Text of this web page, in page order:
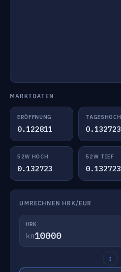
MARKTDATEN
ERÖFFNUNG
0.122811
TAGESHOCH
0.132723
52W HOCH
0.132723
52W TIEF
0.132723
UMRECHNEN HRK/EUR
HRK
kn
↕